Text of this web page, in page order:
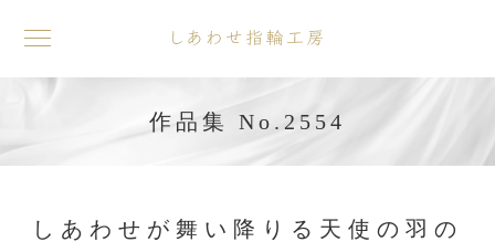
toggle
navigation
作品集 No.2554
しあわせが舞い降りる天使の羽の